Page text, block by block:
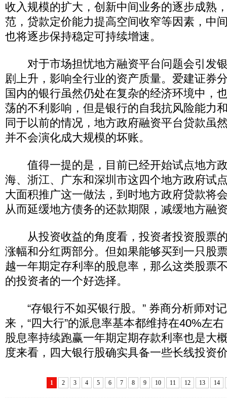
收入规模的扩大，创新中间业务的逐步成熟
范，贷款定价能力提高空间收窄等因素，中
也将逐步保持稳定可持续增速。
对于市场担忧地方融资平台问题会引发
剧上升，影响全行业的资产质量。爱建证券
国内的银行虽然仍处在复杂的经济环境中，
荡的不利影响，但是银行的自我抗风险能力
同于以前的情况，地方政府融资平台贷款虽
并不会演化成大规模的坏账。
值得一提的是，目前已经开始试点地方
海、浙江、广东和深圳市这四个地方政府试
大面积推广这一做法，到时地方政府贷款将
从而延缓地方债务的还款期限，减缓地方融
从投资收益的角度看，投资者投资股票
涨幅和分红两部分。但如果能够买到一只股
越一年期定存利率的股息率，那么这类股票
的投资者的一个好选择。
“存银行不如买银行股。” 券商分析师对
来，“四大行”的派息率基本都维持在40%左
股息率持续跑赢一年期定期存款利率也是大
度来看，四大银行股确实具备一些长线投资
1 2 3 4 5 6 7 8 9 10 11 12 13 14